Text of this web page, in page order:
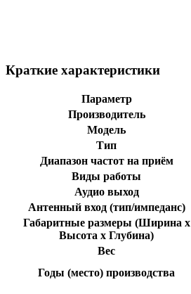
Краткие характеристики
Параметр
Производитель
Модель
Тип
Диапазон частот на приём
Виды работы
Аудио выход
Антенный вход (тип/импеданс)
Габаритные размеры (Ширина x
Высота x Глубина)
Вес
Годы (место) производства